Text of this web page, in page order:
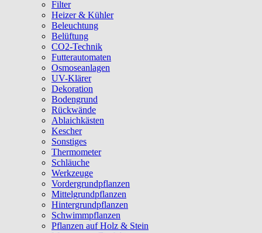
Filter
Heizer & Kühler
Beleuchtung
Belüftung
CO2-Technik
Futterautomaten
Osmoseanlagen
UV-Klärer
Dekoration
Bodengrund
Rückwände
Ablaichkästen
Kescher
Sonstiges
Thermometer
Schläuche
Werkzeuge
Vordergrundpflanzen
Mittelgrundpflanzen
Hintergrundpflanzen
Schwimmpflanzen
Pflanzen auf Holz & Stein